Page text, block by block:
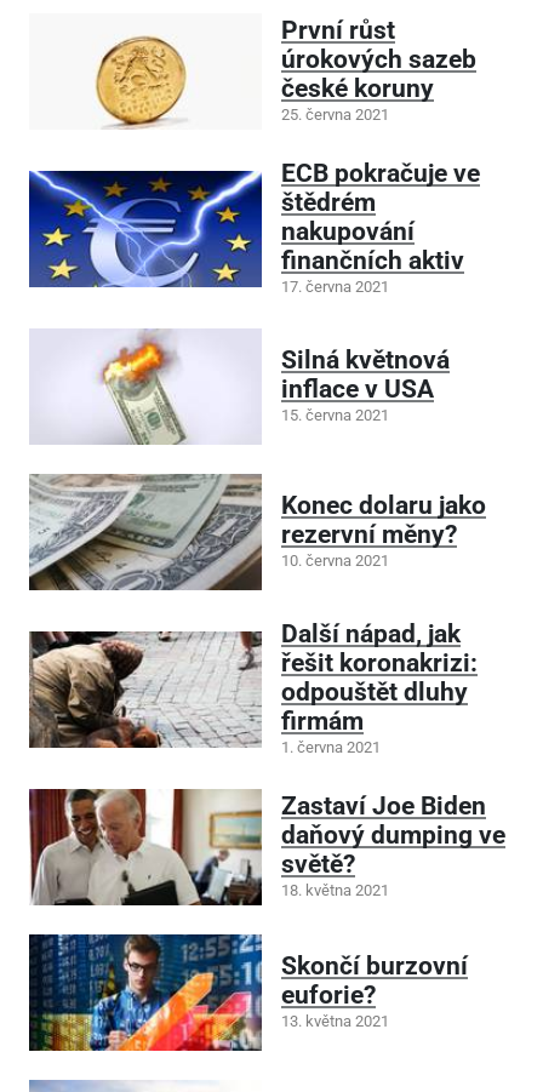
První růst
úrokových sazeb
české koruny
25. června 2021
ECB pokračuje ve
štědrém
nakupování
finančních aktiv
17. června 2021
Silná květnová
inflace v USA
15. června 2021
Konec dolaru jako
rezervní měny?
10. června 2021
Další nápad, jak
řešit koronakrizi:
odpouštět dluhy
firmám
1. června 2021
Zastaví Joe Biden
daňový dumping ve
světě?
18. května 2021
Skončí burzovní
euforie?
13. května 2021